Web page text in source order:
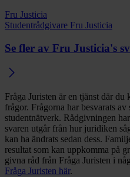
Fru Justicia
Studentrådgivare Fru Justicia
Se fler av Fru Justicia's
Fråga Juristen är en tjänst där
frågor. Frågorna har besvarats
studentnätverk. Rådgivningen
svaren utgår från hur juridiken
kan ha ändrats sedan dess.
resultat som kan uppkomma på
givna råd från Fråga Juristen i
Fråga Juristen här.